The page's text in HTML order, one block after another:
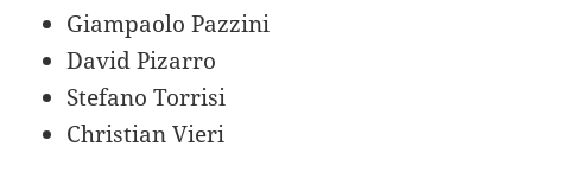
Giampaolo Pazzini
David Pizarro
Stefano Torrisi
Christian Vieri